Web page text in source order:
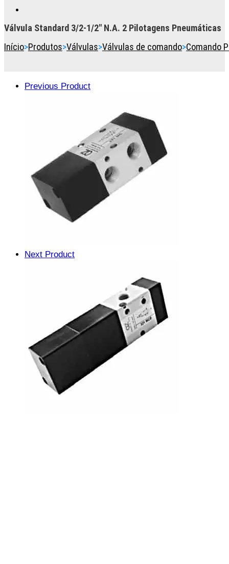
button
expand
Válvula Standard 3/2-1/2″ N.A. 2 Pilotagens Pneumáticas
Início>Produtos>Válvulas>Válvulas de comando>Comando
Previous Product
Next Product